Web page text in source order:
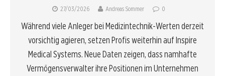
27/03/2026 Andreas Sommer 0
Während viele Anleger bei Medizintechnik-Werten derzeit
vorsichtig agieren, setzen Profis weiterhin auf Inspire
Medical Systems. Neue Daten zeigen, dass namhafte
Vermögensverwalter ihre Positionen im Unternehmen